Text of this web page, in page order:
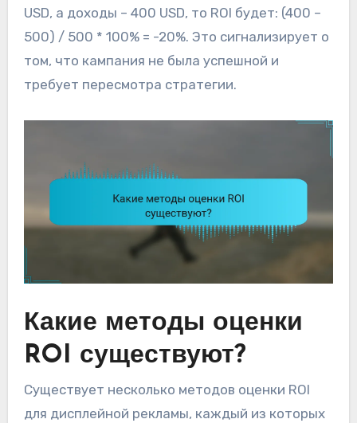
USD, а доходы – 400 USD, то ROI будет: (400 –
500) / 500 * 100% = -20%. Это сигнализирует о
том, что кампания не была успешной и
требует пересмотра стратегии.
Какие методы оценки
ROI существуют?
Существует несколько методов оценки ROI
для дисплейной рекламы, каждый из которых